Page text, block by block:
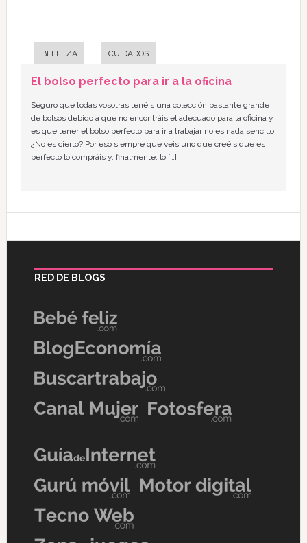
BELLEZA CUIDADOS
El bolso perfecto para ir a la oficina
Seguro que todas vosotras tenéis una colección bastante grande
de bolsos debido a que no encontráis el adecuado para la oficina y
es que tener el bolso perfecto para ir a trabajar no es nada sencillo,
¿No es cierto? Por eso siempre que veis uno que creéis que es
perfecto lo compráis y, finalmente, lo […]
RED DE BLOGS